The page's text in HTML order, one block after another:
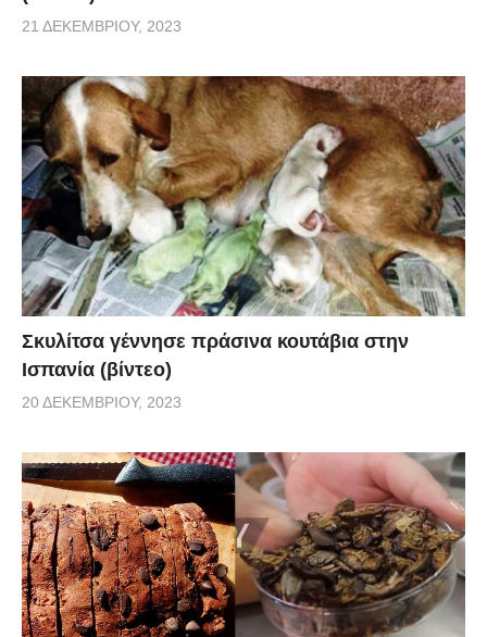
21 ΔΕΚΕΜΒΡΊΟΥ, 2023
Σκυλίτσα γέννησε πράσινα κουτάβια στην
Ισπανία (βίντεο)
20 ΔΕΚΕΜΒΡΊΟΥ, 2023